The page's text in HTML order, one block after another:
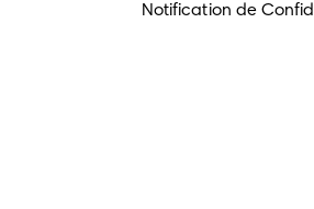
Notification de